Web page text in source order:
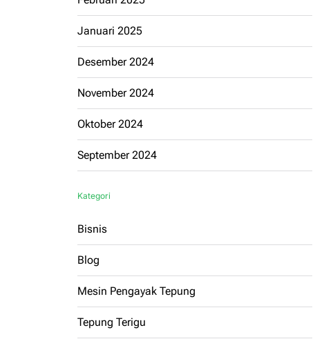
Januari 2025
Desember 2024
November 2024
Oktober 2024
September 2024
Kategori
Bisnis
Blog
Mesin Pengayak Tepung
Tepung Terigu